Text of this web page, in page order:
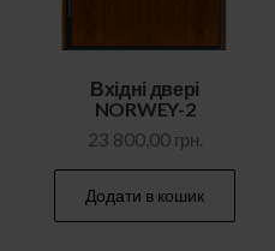
Вхідні двері
NORWEY-2
23 800,00 грн.
Додати в кошик